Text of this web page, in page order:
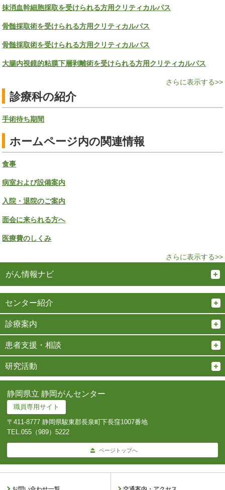
抹消血幹細胞採取を受けられる方用クリティカルパス
骨髄採取術を受けられる方用クリティカルパス
骨髄採取術を受けられる方用クリティカルパス
大腸内視鏡的粘膜下層剥離術を受けられる方用クリティカルパス
さらに表示する>>
診療科の紹介
手術待ち期間
ホームページ内の関連情報
食事
病室および設備案内
入院・退院のご案内
面会に来られる方へ
医療費のしくみ
さらに表示する>>
がん情報ナビ
センター紹介
診療案内
患者支援・相談
研究活動
静岡県立 静岡がんセンター
職員専用サイト
〒411-8777 静岡県駿東郡長泉町下長窪1007番地
TEL.055（989）5222
ページトップへ